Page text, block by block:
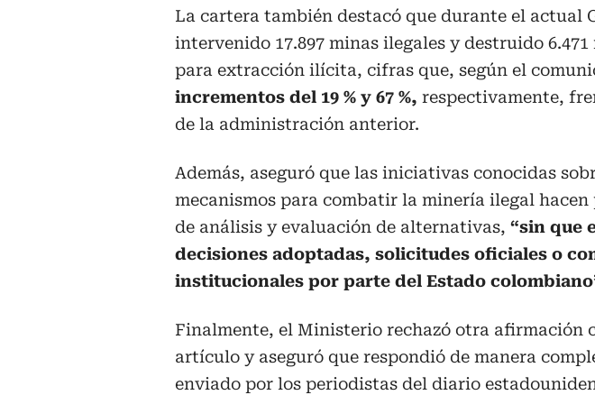
La cartera también destacó que durante el actual
intervenido 17.897 minas ilegales y destruido
para extracción ilícita, cifras que, según el
incrementos del 19 % y 67 %, respectivamente,
de la administración anterior.
Además, aseguró que las iniciativas conocidas
mecanismos para combatir la minería ilegal hacen
de análisis y evaluación de alternativas, “sin que
decisiones adoptadas, solicitudes oficiales o
institucionales por parte del Estado
Finalmente, el Ministerio rechazó otra afirmación
artículo y aseguró que respondió de manera
enviado por los periodistas del diario